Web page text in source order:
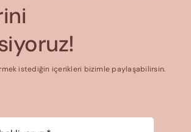
istediğin içerikleri bizimle paylaşabilirsin.